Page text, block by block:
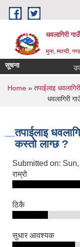
Skip to main content
धवलागिरी
मुना, म्याग्दी,
सूचना उजुर
You are
Home » तपाईलाइ
धवलागिरी
तपाईलाइ
कस्तो लाग्छ ?
Submitted on:
राम्रो
ठिकै
सुधार आवश्यक